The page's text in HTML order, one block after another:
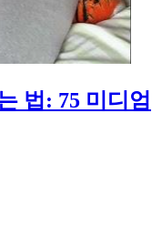
법: 75 미디엄